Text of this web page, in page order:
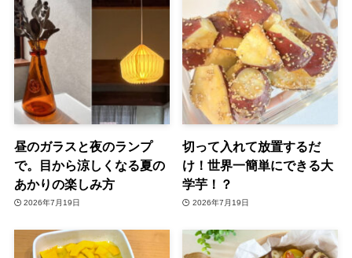
昼のガラスと夜のランプ
で。目から涼しくなる夏の
あかりの楽しみ方
2026年7月19日
切って入れて放置するだ
け！世界一簡単にできる大
学芋！？
2026年7月19日